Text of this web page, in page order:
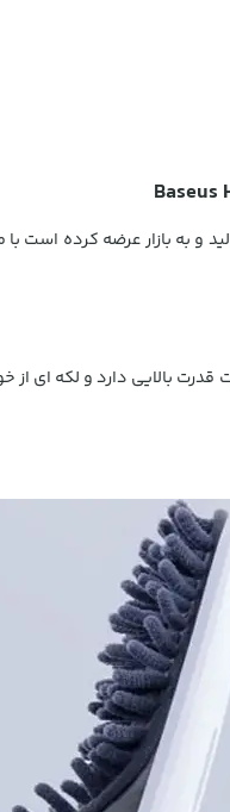
قدرت بالایی دارد و لکه